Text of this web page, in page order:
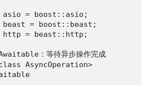
asio = boost::asio;
beast = boost::beast;
http = beast::http;
：等待异步操作完成
AsyncOperation>